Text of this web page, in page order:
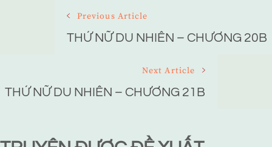
Navigation
Previous Article
THỨ NỮ DU NHIÊN – CHƯƠNG 20B
Next Article
THỨ NỮ DU NHIÊN – CHƯƠNG 21B